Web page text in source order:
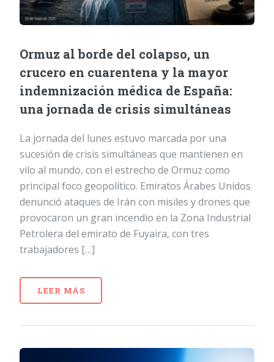
Ormuz al borde del colapso, un
crucero en cuarentena y la mayor
indemnización médica de España:
una jornada de crisis simultáneas
La jornada del lunes estuvo marcada por una
sucesión de crisis simultáneas que mantienen en
vilo al mundo, con el estrecho de Ormuz como
principal foco geopolítico. Emiratos Árabes Unidos
denunció ataques de Irán con misiles y drones que
provocaron un gran incendio en la Zona Industrial
Petrolera del emirato de Fuyaira, con tres
trabajadores […]
LEER MÁS